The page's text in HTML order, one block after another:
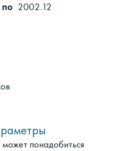
по 2002.12
может понадобиться